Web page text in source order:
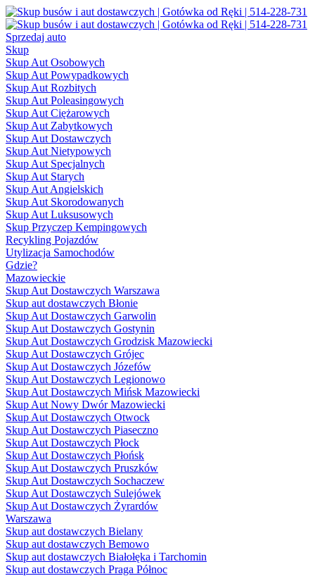
Sprzedaj auto
Skup
Skup Aut Osobowych
Skup Aut Powypadkowych
Skup Aut Rozbitych
Skup Aut Poleasingowych
Skup Aut Ciężarowych
Skup Aut Zabytkowych
Skup Aut Dostawczych
Skup Aut Nietypowych
Skup Aut Specjalnych
Skup Aut Starych
Skup Aut Angielskich
Skup Aut Skorodowanych
Skup Aut Luksusowych
Skup Przyczep Kempingowych
Recykling Pojazdów
Utylizacja Samochodów
Gdzie?
Mazowieckie
Skup Aut Dostawczych Warszawa
Skup aut dostawczych Błonie
Skup Aut Dostawczych Garwolin
Skup Aut Dostawczych Gostynin
Skup Aut Dostawczych Grodzisk Mazowiecki
Skup Aut Dostawczych Grójec
Skup Aut Dostawczych Józefów
Skup Aut Dostawczych Legionowo
Skup Aut Dostawczych Mińsk Mazowiecki
Skup Aut Nowy Dwór Mazowiecki
Skup Aut Dostawczych Otwock
Skup Aut Dostawczych Piaseczno
Skup Aut Dostawczych Płock
Skup Aut Dostawczych Płońsk
Skup Aut Dostawczych Pruszków
Skup Aut Dostawczych Sochaczew
Skup Aut Dostawczych Sulejówek
Skup Aut Dostawczych Żyrardów
Warszawa
Skup aut dostawczych Bielany
Skup aut dostawczych Bemowo
Skup aut dostawczych Białołęka i Tarchomin
Skup aut dostawczych Praga Północ